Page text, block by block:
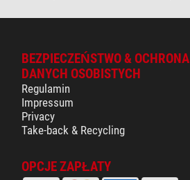
BEZPIECZEŃSTWO & OCHRONA
DANYCH OSOBISTYCH
Regulamin
Impressum
Privacy
Take-back & Recycling
OPCJE ZAPŁATY